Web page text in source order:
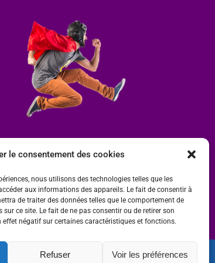
le consentement des cookies
nous utilisons des technologies telles que les
aux informations des appareils. Le fait de consentir à
de traiter des données telles que le comportement de
ce site. Le fait de ne pas consentir ou de retirer son
négatif sur certaines caractéristiques et fonctions.
Refuser Voir les préférences